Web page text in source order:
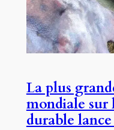
La plus
mondiale sur
durable